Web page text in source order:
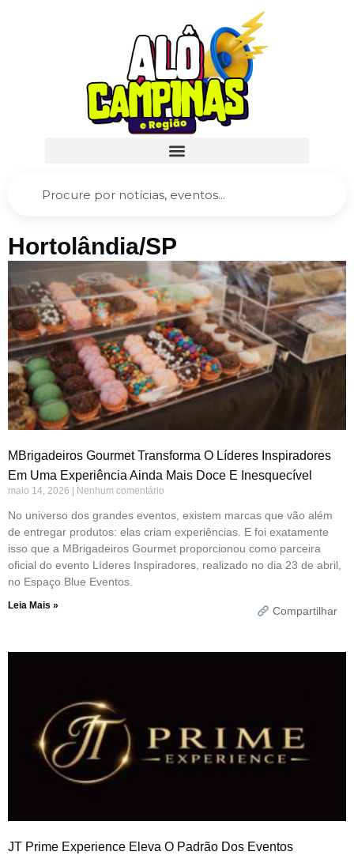
Hortolândia/SP
MBrigadeiros Gourmet Transforma O Líderes Inspiradores
Em Uma Experiência Ainda Mais Doce E Inesquecível
maio 14, 2026 Nenhum comentário
No universo dos grandes eventos, existem marcas que vão além
de entregar produtos: elas criam experiências. E foi exatamente
isso que a MBrigadeiros Gourmet proporcionou como parceira
oficial do evento Líderes Inspiradores, realizado no dia 23 de abril,
no Espaço Blue Eventos.
Leia Mais » Compartilhar
JT Prime Experience Eleva O Padrão Dos Eventos